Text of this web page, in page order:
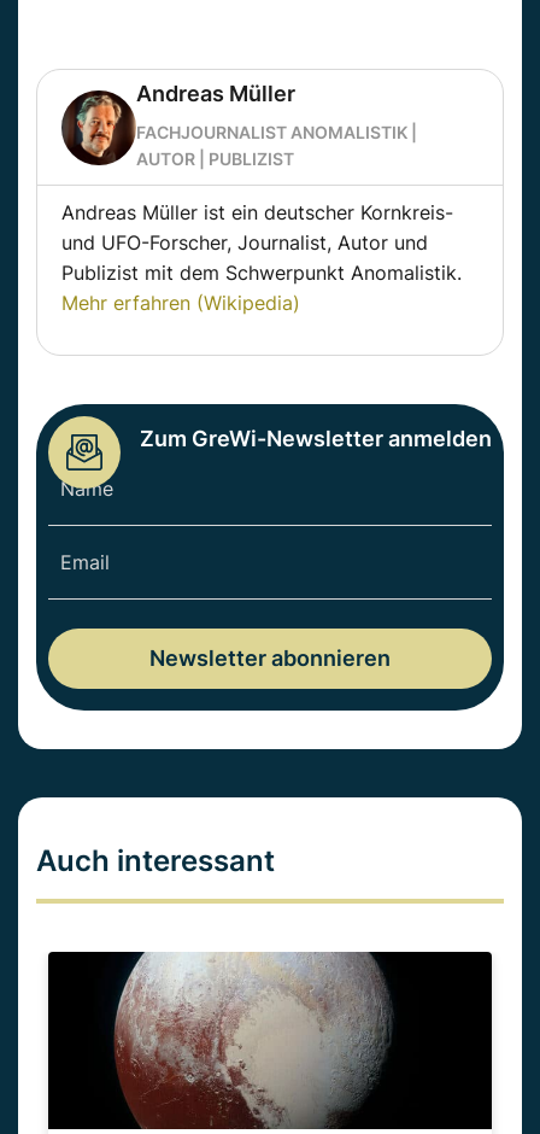
Andreas Müller
FACHJOURNALIST ANOMALISTIK |
AUTOR | PUBLIZIST
Andreas Müller ist ein deutscher Kornkreis-
und UFO-Forscher, Journalist, Autor und
Publizist mit dem Schwerpunkt Anomalistik.
Mehr erfahren (Wikipedia)
Zum GreWi-Newsletter anmelden
Auch interessant